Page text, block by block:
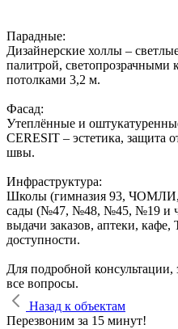
Парадные:
Дизайнерские холлы –
палитрой,
потолками 3,2 м.
Фасад:
Утеплённые и
CERESIT – эстетика, защита
швы.
Инфраструктура:
Школы (гимназия 93,
сады (№47, №48, №45, №19 и
выдачи заказов, аптеки,
доступности.
Для подробной
все вопросы.
Назад к объектам
Перезвоним за 15 минут!